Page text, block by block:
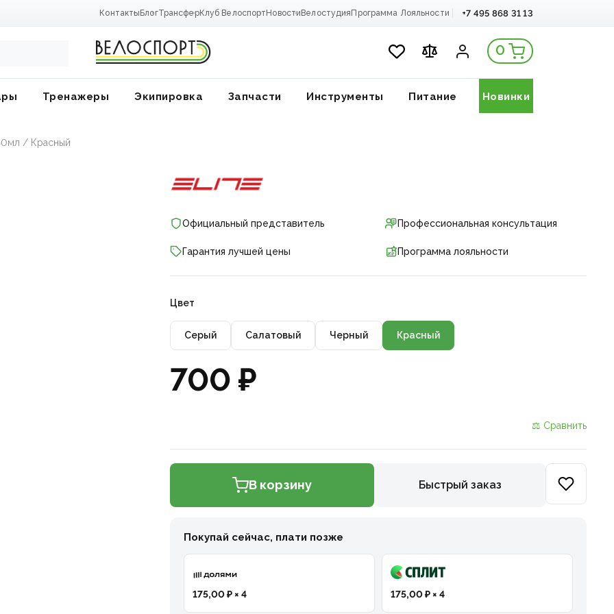
Контакты БлогТрансферКлуб Велоспорт Новости Велостудия Программа Лояльности +7 495 868 31 13
0
Тренажеры Экипировка Запчасти Инструменты Питание Новинки
/ Красный
Официальный представитель Профессиональная консультация
Гарантия лучшей цены Программа лояльности
Цвет
Серый Салатовый Черный Красный
700 ₽
⚖ Сравнить
В корзину Быстрый заказ
Покупай сейчас, плати позже
175,00 ₽ × 4 175,00 ₽ × 4